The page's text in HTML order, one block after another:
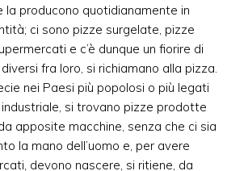
la producono quotidianamente in
ci sono pizze surgelate, pizze
e c’è dunque un fiorire di
fra loro, si richiamano alla pizza.
nei Paesi più popolosi o più legati
industriale, si trovano pizze prodotte
apposite macchine, senza che ci sia
la mano dell’uomo e, per avere
devono nascere, si ritiene, da